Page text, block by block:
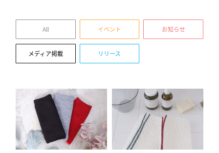
All イベント お知らせ
メディア掲載 リリース